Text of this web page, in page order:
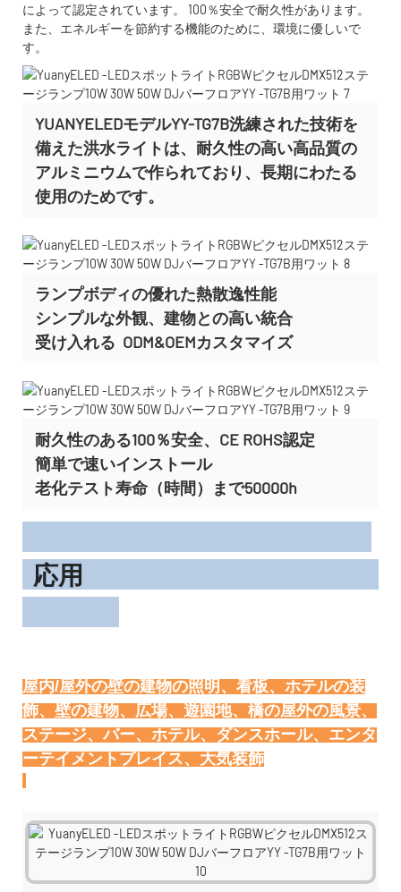
によって認定されています。 100％安全で耐久性があります。
また、エネルギーを節約する機能のために、環境に優しいで
す。
YUANYELEDモデルYY-TG7B洗練された技術を
備えた洪水ライトは、耐久性の高い高品質の
アルミニウムで作られており、長期にわたる
使用のためです。
ランプボディの優れた熱散逸性能
シンプルな外観、建物との高い統合
受け入れる ODM&OEMカスタマイズ
耐久性のある100％安全、CE ROHS認定
簡単で速いインストール
老化テスト寿命（時間）まで50000h
応用
屋内/屋外の壁の建物の照明、看板、ホテルの装
飾、壁の建物、広場、遊園地、橋の屋外の風景、
ステージ、バー、ホテル、ダンスホール、エンタ